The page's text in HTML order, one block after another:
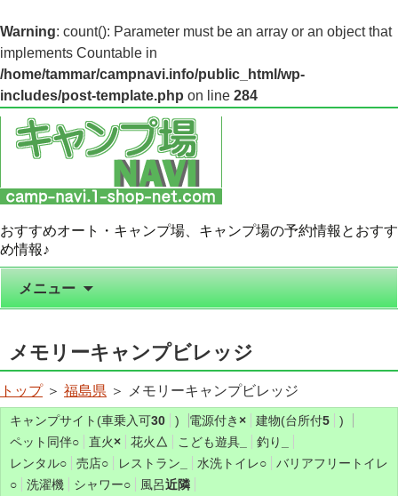
Warning: count(): Parameter must be an array or an object that
implements Countable in
/home/tammar/campnavi.info/public_html/wp-
includes/post-template.php on line 284
おすすめオート・キャンプ場、キャンプ場の予約情報とおすす
め情報♪
メニュー
メモリーキャンプビレッジ
トップ＞ 福島県 ＞ メモリーキャンプビレッジ
キャンプサイト(車乗入可30 ) 電源付き × 建物(台所付5
)
ペット同伴○ 直火× 花火 △ こども遊具 釣り
レンタル○ 売店○ レストラン 水洗トイレ○
バリアフリートイレ
○
洗濯機 シャワー○ 風呂近隣